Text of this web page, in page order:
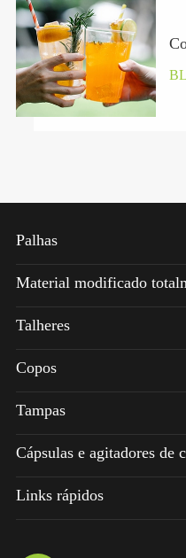
Palhas
Material modificado
Talheres
Copos
Tampas
Cápsulas e agitadores de
Links rápidos